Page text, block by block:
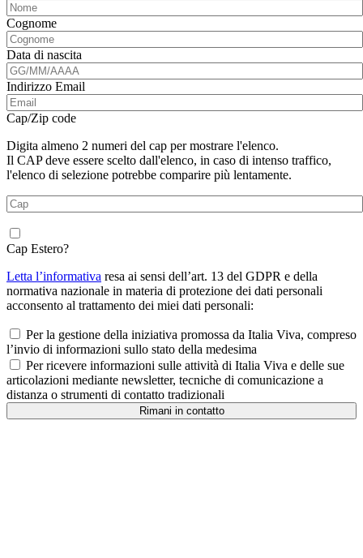
Cognome
Data di nascita
Indirizzo Email
Cap/Zip code
Digita almeno 2 numeri del cap per mostrare l'elenco.
Il CAP deve essere scelto dall'elenco, in caso di intenso traffico,
l'elenco di selezione potrebbe comparire più lentamente.
Cap Estero?
Letta l’informativa resa ai sensi dell’art. 13 del GDPR e della
normativa nazionale in materia di protezione dei dati personali
acconsento al trattamento dei miei dati personali:
Per la gestione della iniziativa promossa da Italia Viva, compreso
l’invio di informazioni sullo stato della medesima
Per ricevere informazioni sulle attività di Italia Viva e delle sue
articolazioni mediante newsletter, tecniche di comunicazione a
distanza o strumenti di contatto tradizionali
Rimani in contatto